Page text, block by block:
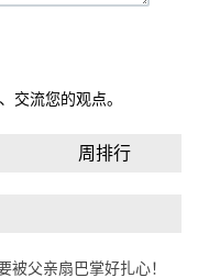
交流您的观点。
周排行
被父亲扇巴掌好扎心！